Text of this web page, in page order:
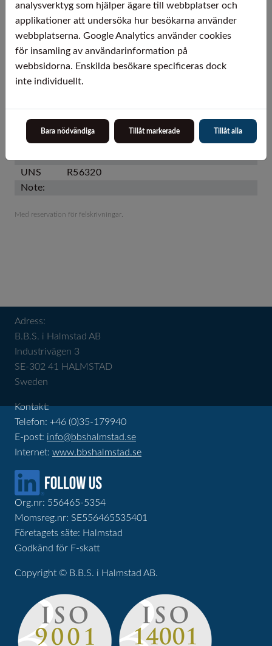
ERGITAN 3.7165 (MG)
Typ
Ti6Al4V (ELI)
EN DIN
3.7165
AISI
Ti Grade 5
UNS
R56400
Note:
(ASTM F136 for implants -ELI)
ERGITAN 3.7195 MG
Titan Grade 9
EN DIN
3.7195
UNS
R56320
Note:
Med reservation för felskrivningar.
analysverktyg som hjälper ägare till webbplatser och
applikationer att undersöka hur besökarna använder
webbplatserna. Google Analytics använder cookies
för insamling av användarinformation på
webbsidorna. Enskilda besökare specificeras dock
inte individuellt.
Bara nödvändiga Tillåt markerade Tillåt alla
Adress:
B.B.S. i Halmstad AB
Industrivägen 3
SE-302 41 HALMSTAD
Sweden
Kontakt:
Telefon: +46 (0)35-179940
E-post: info@bbshalmstad.se
Internet: www.bbshalmstad.se
Org.nr: 556465-5354
Momsreg.nr: SE556465535401
Företagets säte: Halmstad
Godkänd för F-skatt
Copyright © B.B.S. i Halmstad AB.